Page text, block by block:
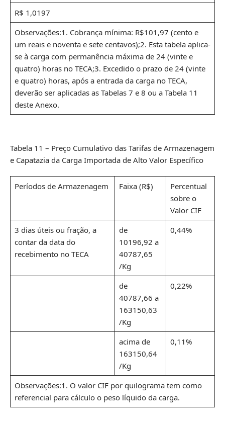
R$ 1,0197
Observações:1. Cobrança mínima: R$101,97 (cento e
um reais e noventa e sete centavos);2. Esta tabela aplica-
se à carga com permanência máxima de 24 (vinte e
quatro) horas no TECA;3. Excedido o prazo de 24 (vinte
e quatro) horas, após a entrada da carga no TECA,
deverão ser aplicadas as Tabelas 7 e 8 ou a Tabela 11
deste Anexo.
Tabela 11 – Preço Cumulativo das Tarifas de Armazenagem
e Capatazia da Carga Importada de Alto Valor Específico
Períodos de Armazenagem Faixa (R$)
Percentual
sobre o
Valor CIF
3 dias úteis ou fração, a
contar da data do
recebimento no TECA
de
10196,92 a
40787,65
/Kg
0,44%
de
40787,66 a
163150,63
/Kg
0,22%
acima de
163150,64
/Kg
0,11%
Observações:1. O valor CIF por quilograma tem como
referencial para cálculo o peso líquido da carga.